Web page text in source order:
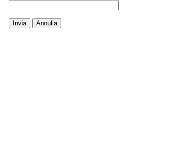
Invia Annulla